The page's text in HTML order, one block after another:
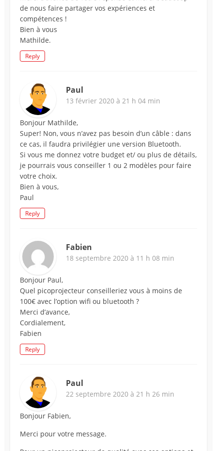
de nous faire partager vos expériences et
compétences !
Bien à vous
Mathilde.
Reply
Paul
13 février 2020 à 21 h 04 min
Bonjour Mathilde,
Super! Non, vous n’avez pas besoin d’un câble : dans
ce cas, il faudra privilégier une version Bluetooth.
Si vous me donnez votre budget et/ ou plus de détails,
je pourrais vous conseiller 1 ou 2 modèles pour faire
votre choix.
Bien à vous,
Paul
Reply
Fabien
18 septembre 2020 à 11 h 08 min
Bonjour Paul,
Quel picoprojecteur conseilleriez vous à moins de
100€ avec l’option wifi ou bluetooth ?
Merci d’avance,
Cordialement,
Fabien
Reply
Paul
22 septembre 2020 à 21 h 26 min
Bonjour Fabien,
Merci pour votre message.